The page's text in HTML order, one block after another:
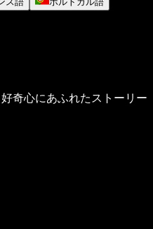
奇心にあふれたストーリー